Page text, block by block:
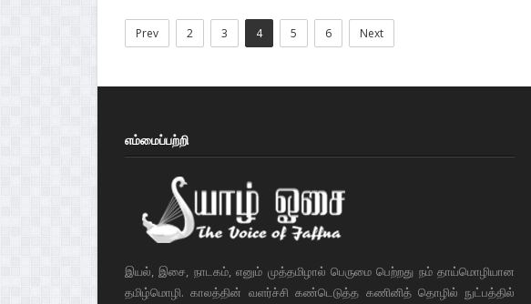
Prev 2 3 4 5 6 Next
எம்மைப்பற்றி
இயல், இசை, நாடகம், எனும் முத்தமிழால் பெருமை பெற்றது நம் தாய்மொழியான
தமிழ்மொழி. காலத்தின் வளர்ச்சி கண்டெடுத்த கணினித் தொழில் நுட்பத்தில்